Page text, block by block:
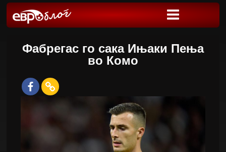
Фабрегас го сака Ињаки Пења
во Комо